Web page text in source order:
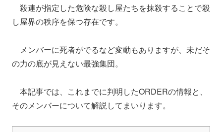
殺連が指定した危険な殺し屋たちを抹殺することで殺
し屋界の秩序を保つ存在です。
メンバーに死者がでるなど変動もありますが、未だそ
の力の底が見えない最強集団。
本記事では、これまでに判明したORDERの情報と、
そのメンバーについて解説してまいります。